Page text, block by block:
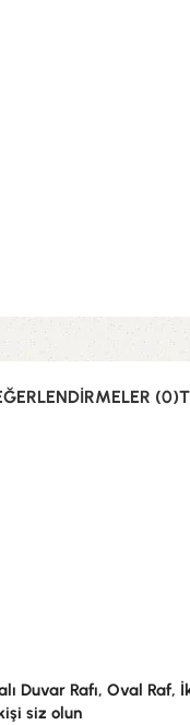
(0)
Duvar Rafı, Oval Raf,
siz olun